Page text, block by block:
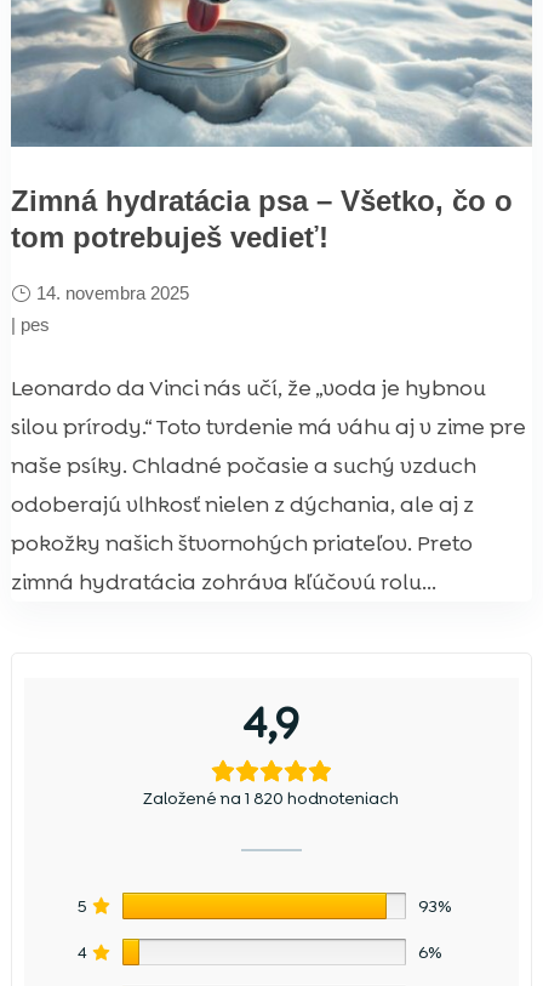
Zimná hydratácia psa – Všetko, čo o
tom potrebuješ vedieť!
14. novembra 2025
| pes
Leonardo da Vinci nás učí, že „voda je hybnou
silou prírody.“ Toto tvrdenie má váhu aj v zime pre
naše psíky. Chladné počasie a suchý vzduch
odoberajú vlhkosť nielen z dýchania, ale aj z
pokožky našich štvornohých priateľov. Preto
zimná hydratácia zohráva kľúčovú rolu...
4,9
Založené na 1 820 hodnoteniach
5 93%
4 6%